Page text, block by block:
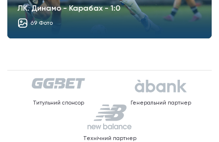
ЛК. Динамо - Карабах - 1:0
69 Фото
Титульний спонсор Генеральний партнер
Технічний партнер